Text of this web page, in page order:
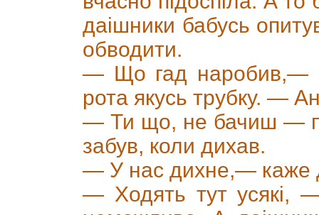
даішники бабусь
обводити.
— Що гад наробив,—
рота якусь трубку. —
— Ти що, не бачиш —
забув, коли дихав.
— У нас дихне,— каже
— Ходять тут усякі,